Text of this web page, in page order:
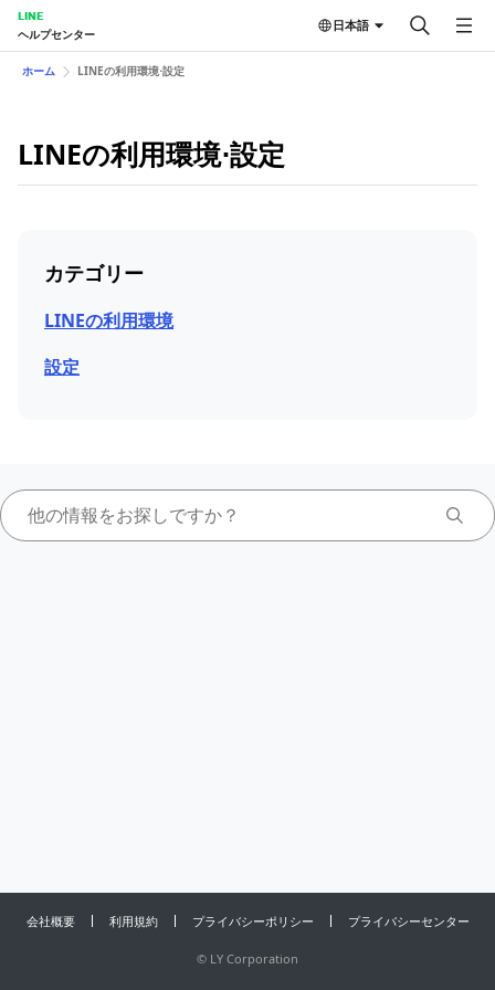
LINE
ヘルプセンター
日本語
ホーム LINEの利用環境⋅設定
LINEの利用環境⋅設定
カテゴリー
LINEの利用環境
設定
会社概要 利用規約 プライバシーポリシー プライバシーセンター
© LY Corporation